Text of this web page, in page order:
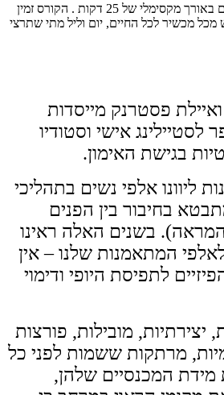
בקורס 18 שיעורים ממוקדים באורך מקסימלי של 25 דקות . הקורס זמין
מכל מכשיר לכל החיים, יום וליל מתי שתרצי
פסטרנק מייסדות
לסטיילינג אישי וסטודיו
בגישת האימון.
ליוונו אלפי נשים בתהליכי
בחיבור בין הפנים
בשנים האלה ראינו
המתאמנות שלנו – אין
לתפיסת היופי ודימוי
יצירתיות, מובילות, פורצות
מרתקות ששמות לפני כל
מידת המכנסיים שלהן,